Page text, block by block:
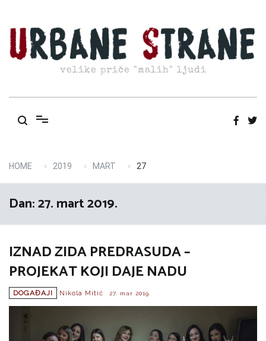
content
velike priče "malih" ljudi
HOME 2019 MART 27
Dan:27. mart 2019.
IZNAD ZIDA PREDRASUDA –
PROJEKAT KOJI DAJE NADU
DOGAĐAJI Nikola Mitić 27. mar 2019.